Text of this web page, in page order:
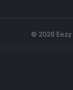
© 2026 Eezy